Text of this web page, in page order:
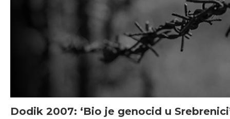
Dodik 2007: ‘Bio je genocid u